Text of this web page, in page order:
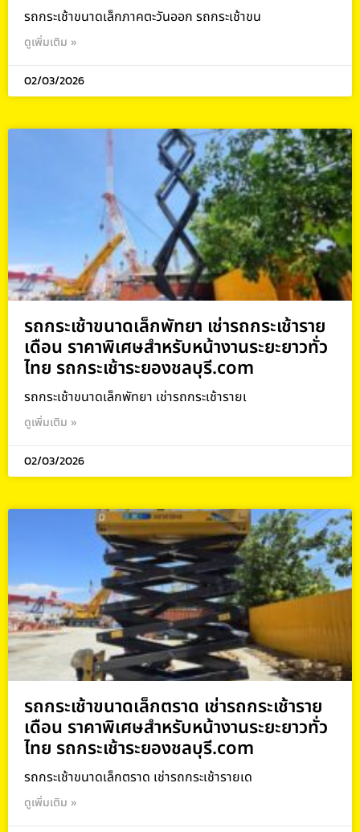
รถกระเช้าขนาดเล็กภาคตะวันออก รถกระเช้าขน
ดูเพิ่มเติม »
02/03/2026
รถกระเช้าขนาดเล็กพัทยา เช่ารถกระเช้าราย
เดือน ราคาพิเศษสำหรับหน้างานระยะยาวทั่ว
ไทย รถกระเช้าระยองชลบุรี.com
รถกระเช้าขนาดเล็กพัทยา เช่ารถกระเช้ารายเ
ดูเพิ่มเติม »
02/03/2026
รถกระเช้าขนาดเล็กตราด เช่ารถกระเช้าราย
เดือน ราคาพิเศษสำหรับหน้างานระยะยาวทั่ว
ไทย รถกระเช้าระยองชลบุรี.com
รถกระเช้าขนาดเล็กตราด เช่ารถกระเช้ารายเด
ดูเพิ่มเติม »